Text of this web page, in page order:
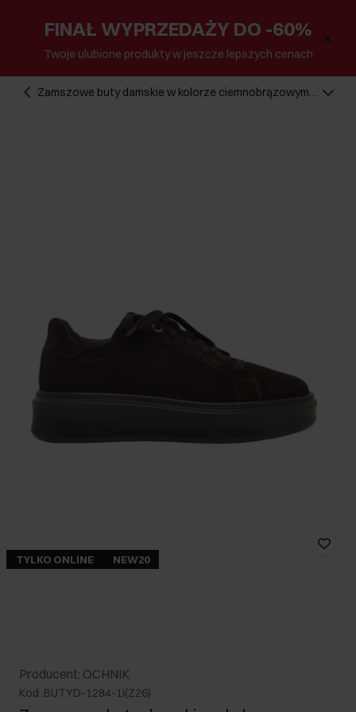
FINAŁ WYPRZEDAŻY DO -60%
Twoje ulubione produkty w jeszcze lepszych cenach
Zamszowe buty damskie w kolorze ciemnobrązowym
TYLKO ONLINE NEW20
Producent: OCHNIK
Kod: BUTYD-1284-1I(Z26)